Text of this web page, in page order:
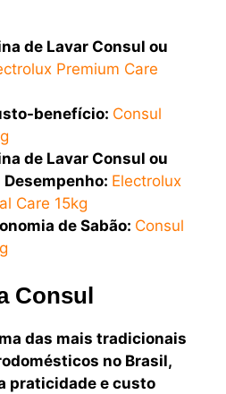
de Lavar Consul ou
Premium Care
benefício: Consul
de Lavar Consul ou
Electrolux
Care 15kg
de Sabão: Consul
Consul
das mais tradicionais
no Brasil,
praticidade e custo